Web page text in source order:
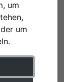
um
um